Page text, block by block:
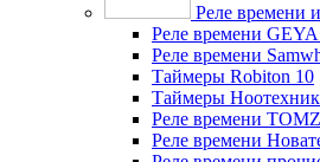
Реле времени
Реле времени GEYA
Реле времени
Таймеры Robiton 10
Таймеры
Реле времени
Реле времени